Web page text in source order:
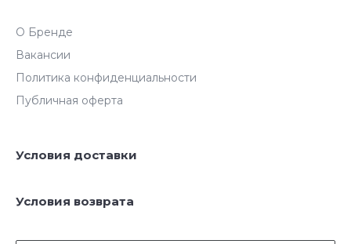
О Бренде
Вакансии
Политика конфиденциальности
Публичная оферта
Условия доставки
Условия возврата